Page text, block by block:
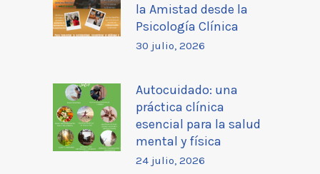
la Amistad desde la
Psicología Clínica
30 julio, 2026
Autocuidado: una
práctica clínica
esencial para la salud
mental y física
24 julio, 2026